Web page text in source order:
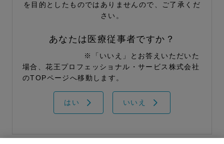
を目的としたものではありませんので、ご了承くだ
さい。
あなたは医療従事者ですか？
※「いいえ」とお答えいただいた
場合、花王プロフェッショナル・サービス株式会社
のTOPページへ移動します。
はい いいえ